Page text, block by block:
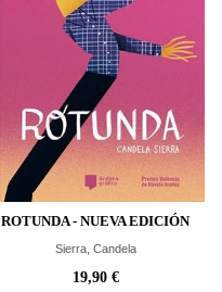
ROTUNDA - NUEVA EDICIÓN
Sierra, Candela
19,90 €